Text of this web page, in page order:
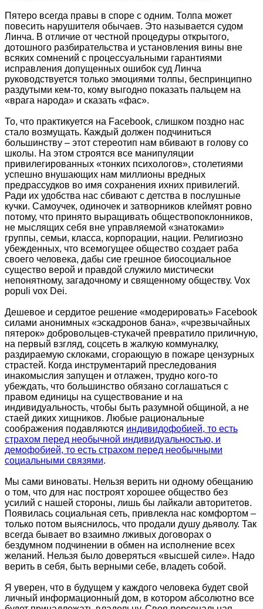
Пятеро всегда правы в споре с одним. Толпа может
повесить нарушителя обычаев. Это называется судом
Линча. В отличие от честной процедуры открытого,
дотошного разбирательства и установления вины вне
всяких сомнений с процессуальными гарантиями
исправления допущенных ошибок суд Линча
руководствуется только эмоциями толпы, беспринципно
раздутыми кем-то, кому выгодно показать пальцем на
«врага народа» и сказать «фас».
То, что практикуется на Facebook, слишком поздно нас
стало возмущать. Каждый должен подчиниться
большинству – этот стереотип нам вбивают в голову со
школы. На этом строятся все манипуляции
привилегированных «тонких психологов», столетиями
успешно внушающих нам миллионы вредных
предрассудков во имя сохранения ихних привилегий.
Ради их удобства нас сбивают с детства в послушные
кучки. Самоучек, одиночек и затворников клеймят ровно
потому, что принято выращивать обществопоклонников,
не мыслящих себя вне управляемой «знатоками»
группы, семьи, класса, корпорации, нации. Религиозно
убежденных, что всемогущее общество создает раба
своего человека, дабы сие грешное биосоциальное
существо верой и правдой служило мистически
непонятному, загадочному и священному обществу. Vox
populi vox Dei.
Дешевое и сердитое решение «модерировать» Facebook
силами анонимных «эскадронов бана», «чрезвычайных
пятерок» добровольцев-стукачей превратило приличную,
на первый взгляд, соцсеть в жалкую коммуналку,
раздираемую склоками, сгорающую в пожаре цензурных
страстей. Когда инструментарий преследования
инакомыслия запущен и отлажен, трудно кого-то
убеждать, что большинство обязано соглашаться с
правом единицы на существование и на
индивидуальность, чтобы быть разумной общиной, а не
стаей диких хищников. Любые рациональные
соображения подавляются индивидофобией, то есть
страхом перед необычной индивидуальностью, и
демофобией, то есть страхом перед необычными
социальными связями.
Мы сами виноваты. Нельзя верить ни одному обещанию
о том, что для нас построят хорошее общество без
усилий с нашей стороны, лишь бы лайкали авторитетов.
Появилась социальная сеть, привлекла нас комфортом –
только потом выяснилось, что продали душу дьяволу. Так
всегда бывает во взаимно лживых договорах о
бездумном подчинении в обмен на исполнение всех
желаний. Нельзя было доверяться «высшей силе». Надо
верить в себя, быть верными себе, владеть собой.
Я уверен, что в будущем у каждого человека будет свой
личный информационный дом, в котором абсолютно все